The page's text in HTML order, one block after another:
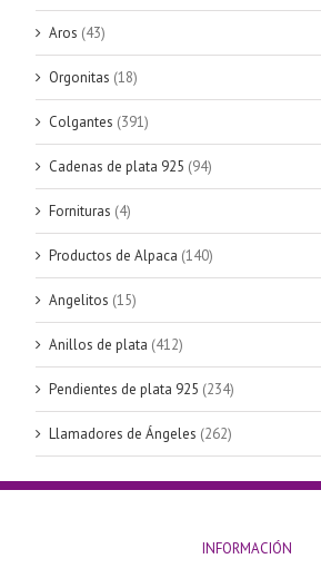
Aros (43)
Orgonitas (18)
Colgantes (391)
Cadenas de plata 925 (94)
Fornituras (4)
Productos de Alpaca (140)
Angelitos (15)
Anillos de plata (412)
Pendientes de plata 925 (234)
Llamadores de Ángeles (262)
INFORMACIÓN